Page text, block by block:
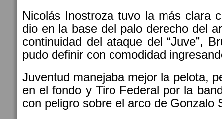
Nicolás Inostroza tuvo la más clara
dio en la base del palo derecho del
continuidad del ataque del “Juve”,
pudo definir con comodidad
Juventud manejaba mejor la pelota,
en el fondo y Tiro Federal por la
con peligro sobre el arco de Gonzalo